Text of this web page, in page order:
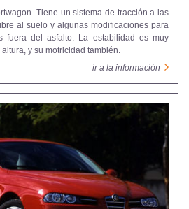
Tiene un sistema de tracción a las
al suelo y algunas modificaciones para
fuera del asfalto. La estabilidad es muy
y su motricidad también.
ir a la información